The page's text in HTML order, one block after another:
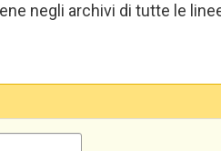
negli archivi di tutte le